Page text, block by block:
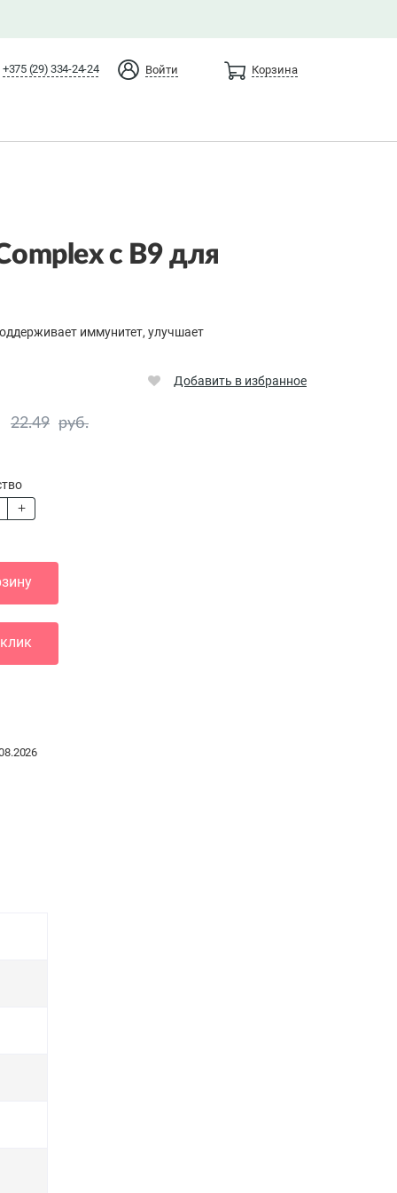
+375 (29) 334-24-24 Войти Корзина
c B9 для
иммунитет, улучшает
Добавить в избранное
22.49 руб.